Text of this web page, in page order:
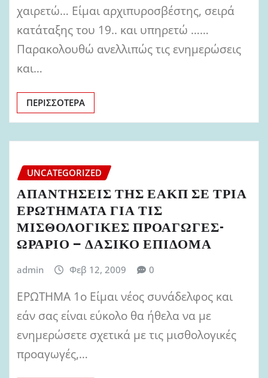
χαιρετώ… Είμαι αρχιπυροσβέστης, σειρά
κατάταξης του 19.. και υπηρετώ ……
Παρακολουθώ ανελλιπώς τις ενημερώσεις
και…
ΠΕΡΙΣΣΌΤΕΡΑ
UNCATEGORIZED
ΑΠΑΝΤΗΣΕΙΣ ΤΗΣ ΕΑΚΠ ΣΕ ΤΡΙΑ
ΕΡΩΤΗΜΑΤΑ ΓΙΑ ΤΙΣ
ΜΙΣΘΟΛΟΓΙΚΕΣ ΠΡΟΑΓΩΓΕΣ-
ΩΡΑΡΙΟ – ΔΑΣΙΚΟ ΕΠΙΔΟΜΑ
admin Φεβ 12, 2009 0
ΕΡΩΤΗΜΑ 1ο Είμαι νέος συνάδελφος και
εάν σας είναι εύκολο θα ήθελα να με
ενημερώσετε σχετικά με τις μισθολογικές
προαγωγές,…